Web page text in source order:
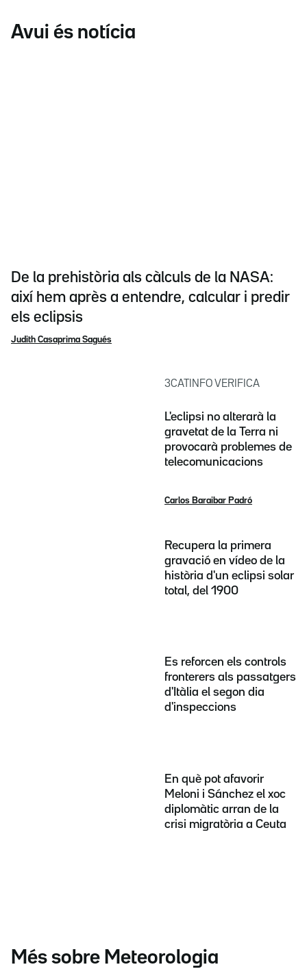
Avui és notícia
De la prehistòria als càlculs de la NASA:
així hem après a entendre, calcular i predir
els eclipsis
Judith Casaprima Sagués
3CATINFO VERIFICA
L'eclipsi no alterarà la
gravetat de la Terra ni
provocarà problemes de
telecomunicacions
Carlos Baraibar Padró
Recupera la primera
gravació en vídeo de la
història d'un eclipsi solar
total, del 1900
Es reforcen els controls
fronterers als passatgers
d'Itàlia el segon dia
d'inspeccions
En què pot afavorir
Meloni i Sánchez el xoc
diplomàtic arran de la
crisi migratòria a Ceuta
Més sobre Meteorologia